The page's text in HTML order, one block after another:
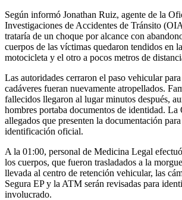
Según informó Jonathan Ruiz, agente de la
Investigaciones de Accidentes de Tránsito
trataría de un choque por alcance con
cuerpos de las víctimas quedaron tendidos en
motocicleta y el otro a pocos metros de
Las autoridades cerraron el paso vehicular
cadáveres fueran nuevamente atropellados.
fallecidos llegaron al lugar minutos después,
hombres portaba documentos de identidad.
allegados que presenten la documentación
identificación oficial.
A la 01:00, personal de Medicina Legal
los cuerpos, que fueron trasladados a la
llevada al centro de retención vehicular, las
Segura EP y la ATM serán revisadas para
involucrado.